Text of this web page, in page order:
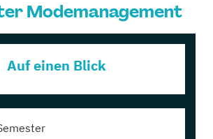
Modemanagement
Auf einen Blick